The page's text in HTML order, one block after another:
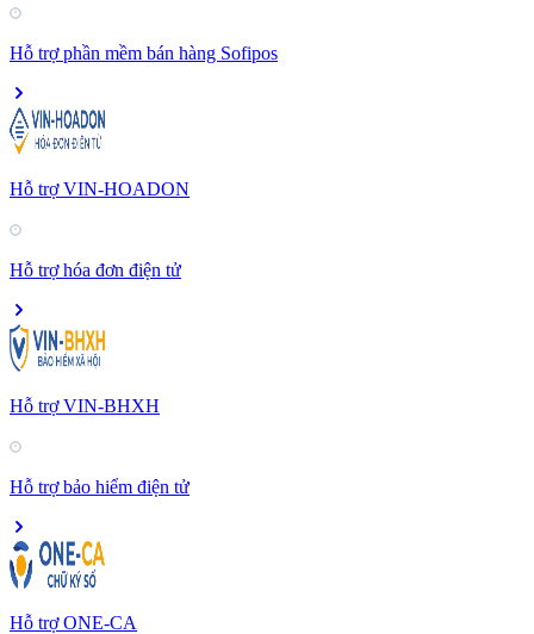
Hỗ trợ phần mềm bán hàng Sofipos
Hỗ trợ VIN-HOADON
Hỗ trợ hóa đơn điện tử
Hỗ trợ VIN-BHXH
Hỗ trợ bảo hiểm điện tử
Hỗ trợ ONE-CA